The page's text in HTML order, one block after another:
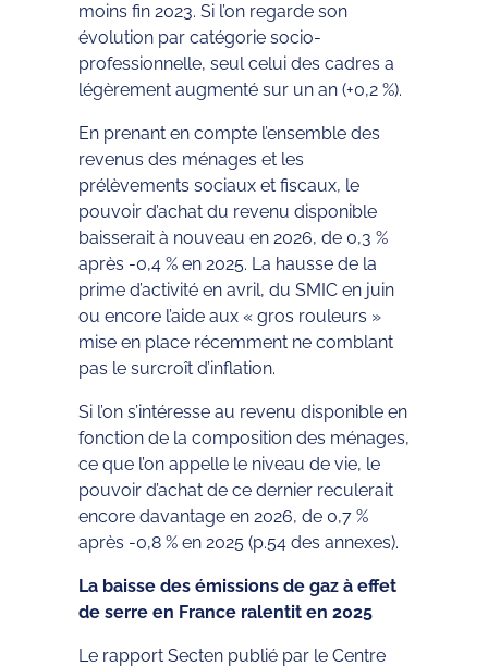
moins fin 2023. Si l’on regarde son
évolution par catégorie socio-
professionnelle, seul celui des cadres a
légèrement augmenté sur un an (+0,2 %).
En prenant en compte l’ensemble des
revenus des ménages et les
prélèvements sociaux et fiscaux, le
pouvoir d’achat du revenu disponible
baisserait à nouveau en 2026, de 0,3 %
après -0,4 % en 2025. La hausse de la
prime d’activité en avril, du SMIC en juin
ou encore l’aide aux « gros rouleurs »
mise en place récemment ne comblant
pas le surcroît d’inflation.
Si l’on s’intéresse au revenu disponible en
fonction de la composition des ménages,
ce que l’on appelle le niveau de vie, le
pouvoir d’achat de ce dernier reculerait
encore davantage en 2026, de 0,7 %
après -0,8 % en 2025 (p.54 des annexes).
La baisse des émissions de gaz à effet
de serre en France ralentit en 2025
Le rapport Secten publié par le Centre